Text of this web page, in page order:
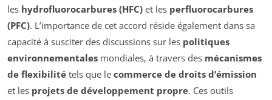
les hydrofluorocarbures (HFC) et les perfluorocarbures
(PFC). L’importance de cet accord réside également dans sa
capacité à susciter des discussions sur les politiques
environnementales mondiales, à travers des mécanismes
de flexibilité tels que le commerce de droits d’émission
et les projets de développement propre. Ces outils